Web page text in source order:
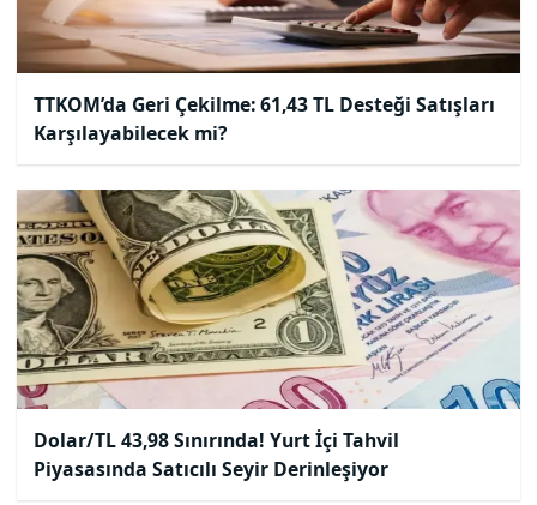
TTKOM’da Geri Çekilme: 61,43 TL Desteği Satışları
Karşılayabilecek mi?
Dolar/TL 43,98 Sınırında! Yurt İçi Tahvil
Piyasasında Satıcılı Seyir Derinleşiyor